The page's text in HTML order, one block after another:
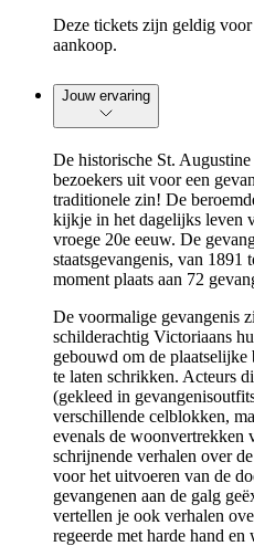
Deze tickets zijn geldig
aankoop.
Jouw ervaring
De historische St.
bezoekers uit voor een
traditionele zin! De
kijkje in het dagelijks leven
vroege 20e eeuw. De
staatsgevangenis, van 1891
moment plaats aan 72
De voormalige gevangenis
schilderachtig Victoriaans
gebouwd om de
te laten schrikken. Acteurs
(gekleed in
verschillende celblokken,
evenals de woonvertrekken
schrijnende verhalen over
voor het uitvoeren van de
gevangenen aan de galg
vertellen je ook verhalen
regeerde met harde hand